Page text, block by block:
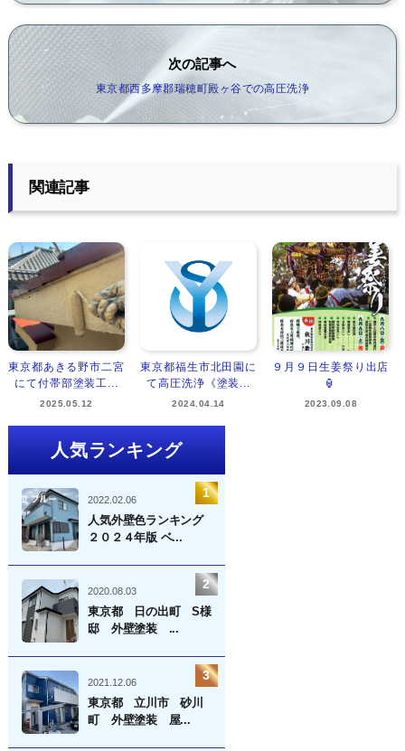
次の記事へ
東京都西多摩郡瑞穂町殿ヶ谷での高圧洗浄
関連記事
東京都あきる野市二宮
にて付帯部塗装工...
2025.05.12
東京都福生市北田園に
て高圧洗浄《塗装...
2024.04.14
９月９日生姜祭り出店
🏮
2023.09.08
人気ランキング
2022.02.06
人気外壁色ランキング
２０２４年版 ベ...
2020.08.03
東京都 日の出町 S様
邸 外壁塗装 ...
2021.12.06
東京都 立川市 砂川
町 外壁塗装 屋...